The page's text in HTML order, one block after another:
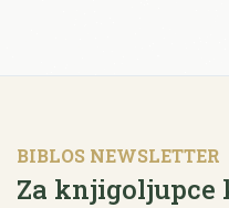
BIBLOS NEWSLETTER
Za